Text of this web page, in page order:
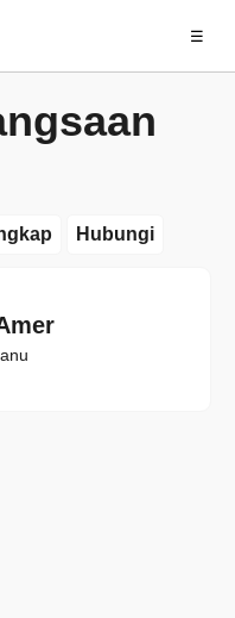
☰
Hubungi